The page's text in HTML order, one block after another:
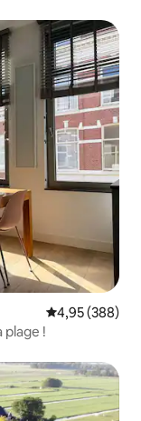
Évaluation
4,95 (388)
!